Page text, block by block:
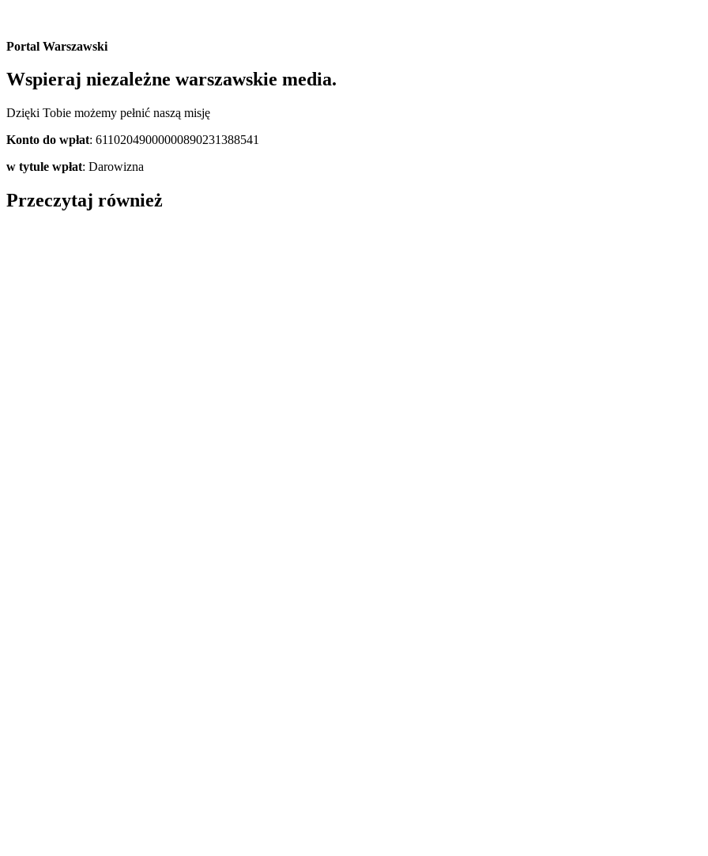
Portal Warszawski
Wspieraj niezależne warszawskie media.
Dzięki Tobie możemy pełnić naszą misję
Konto do wpłat: 61102049000000890231388541
w tytule wpłat: Darowizna
Przeczytaj również